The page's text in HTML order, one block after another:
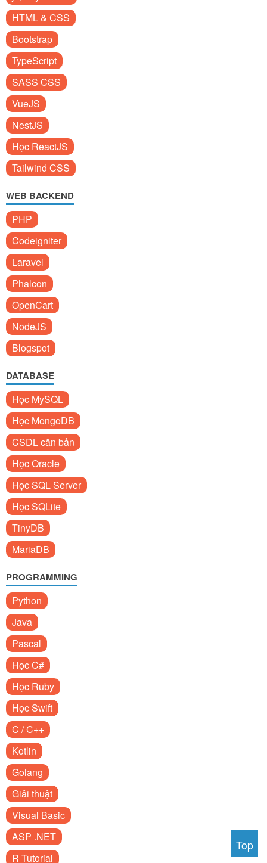
HTML & CSS
Bootstrap
TypeScript
SASS CSS
VueJS
NestJS
Học ReactJS
Tailwind CSS
WEB BACKEND
PHP
Codeigniter
Laravel
Phalcon
OpenCart
NodeJS
Blogspot
DATABASE
Học MySQL
Học MongoDB
CSDL căn bản
Học Oracle
Học SQL Server
Học SQLite
TinyDB
MariaDB
PROGRAMMING
Python
Java
Pascal
Học C#
Học Ruby
Học Swift
C / C++
Kotlin
Golang
Giải thuật
Visual Basic
ASP .NET
R Tutorial
Top